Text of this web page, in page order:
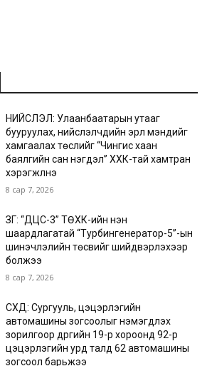
НИЙСЛЭЛ: Улаанбаатарын утааг
бууруулах, нийслэлчүүдийн эрүүл мэндийг
хамгаалах төслийг “Чингис хаан
баялгийн сан нэгдэл” ХХК-тай хамтран
хэрэгжүүлнэ
8 сар 7, 2026
ЗГ: “ДЦС-3” ТӨХК-ийн нэн
шаардлагатай “Турбингенератор-5”-ын
шинэчлэлийн төсвийг шийдвэрлэхээр
болжээ
8 сар 7, 2026
СХД: Сургууль, цэцэрлэгийн
автомашины зогсоолыг нэмэгдүүлэх
зорилгоор дүүргийн 19-р хороонд 92-р
цэцэрлэгийн урд талд 62 автомашины
зогсоол барьжээ